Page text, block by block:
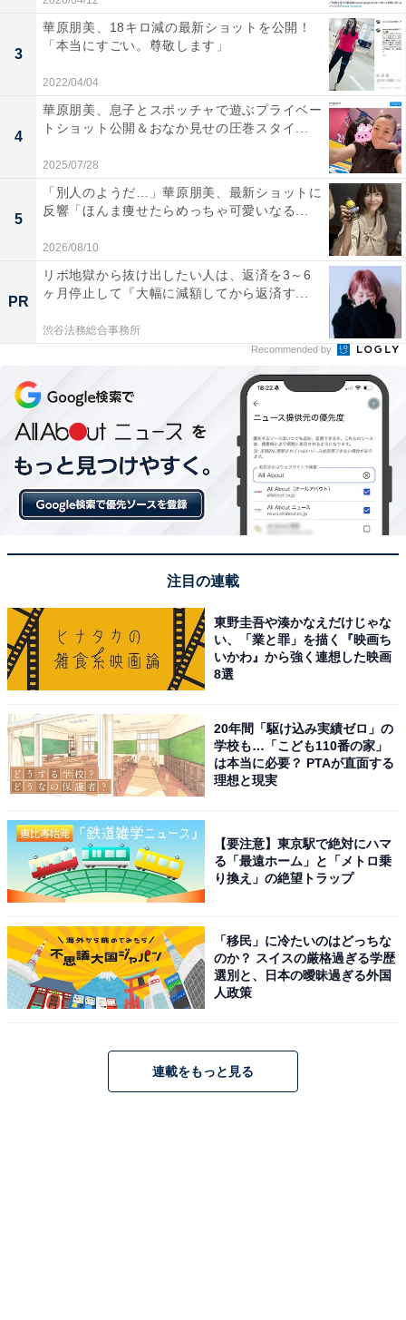
3
華原朋美、18キロ減の最新ショットを公開！
「本当にすごい。尊敬します」
2022/04/04
4
華原朋美、息子とスポッチャで遊ぶプライベー
トショット公開＆おなか見せの圧巻スタイ...
2025/07/28
5
「別人のようだ…」華原朋美、最新ショットに
反響「ほんま痩せたらめっちゃ可愛いなる...
2026/08/10
PR
リボ地獄から抜け出したい人は、返済を3～6
ヶ月停止して『大幅に減額してから返済す...
渋谷法務総合事務所
Recommended by
注目の連載
東野圭吾や湊かなえだけじゃな
い、「業と罪」を描く『映画ち
いかわ』から強く連想した映画
8選
20年間「駆け込み実績ゼロ」の
学校も…「こども110番の家」
は本当に必要？ PTAが直面する
理想と現実
【要注意】東京駅で絶対にハマ
る「最遠ホーム」と「メトロ乗
り換え」の絶望トラップ
「移民」に冷たいのはどっちな
のか？ スイスの厳格過ぎる学歴
選別と、日本の曖昧過ぎる外国
人政策
連載をもっと見る